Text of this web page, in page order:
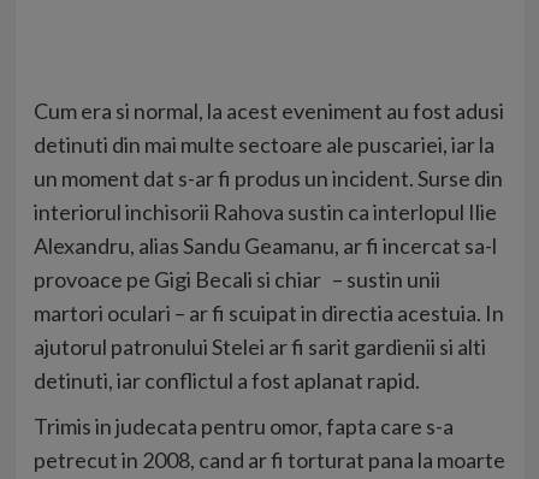
Cum era si normal, la acest eveniment au fost adusi
detinuti din mai multe sectoare ale puscariei, iar la
un moment dat s-ar fi produs un incident. Surse din
interiorul inchisorii Rahova sustin ca interlopul Ilie
Alexandru, alias Sandu Geamanu, ar fi incercat sa-l
provoace pe Gigi Becali si chiar – sustin unii
martori oculari – ar fi scuipat in directia acestuia. In
ajutorul patronului Stelei ar fi sarit gardienii si alti
detinuti, iar conflictul a fost aplanat rapid.
Trimis in judecata pentru omor, fapta care s-a
petrecut in 2008, cand ar fi torturat pana la moarte